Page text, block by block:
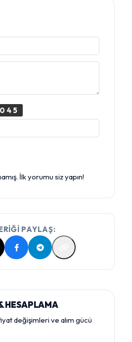
İlk yorumu siz yapın!
PAYLAŞ:
HESAPLAMA
değişimleri ve alım gücü